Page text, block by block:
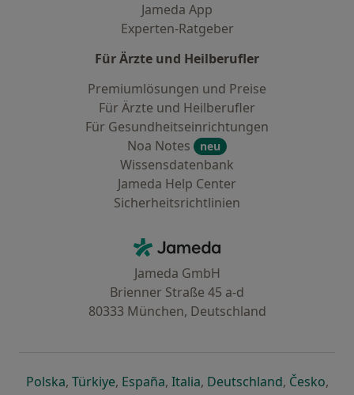
Jameda App
Experten-Ratgeber
Für Ärzte und Heilberufler
Premiumlösungen und Preise
Für Ärzte und Heilberufler
Für Gesundheitseinrichtungen
Noa Notes
neu
Wissensdatenbank
Jameda Help Center
Sicherheitsrichtlinien
Jameda - Startseite
Jameda GmbH
Brienner Straße 45 a-d
80333 München, Deutschland
Polskaöffnet in einer neuen Registerkarte
, Türkiyeöffnet in einer neuen Registerkarte
, Españaöffnet in einer neuen
, Italiaöffnet in einer neuen
, Deutschlandöffnet in
, Česko,